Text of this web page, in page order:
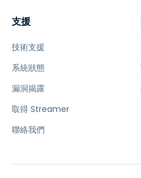
支援
技術支援
系統狀態
漏洞揭露
取得 Streamer
聯絡我們